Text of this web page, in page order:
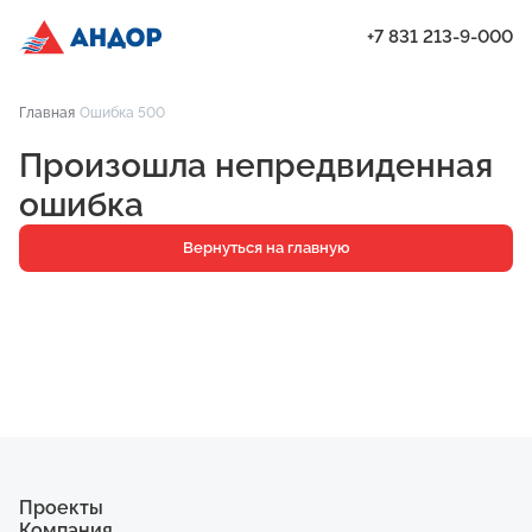
Проекты
Квартиры
Паркинг
Кладовые
+7 831 213-9-000
Главная Ошибка 500
Произошла непредвиденная
ошибка
Вернуться на главную
Проекты